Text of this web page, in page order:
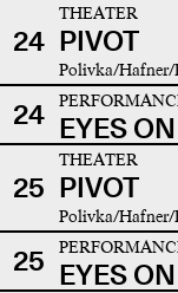
24
THEATER
PIVOT
Polivka/Hafner/
24 EYES
25
THEATER
PIVOT
Polivka/Hafner/
25 EYES